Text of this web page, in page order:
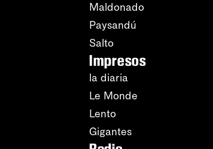
Maldonado
Paysandú
Salto
Impresos
la diaria
Le Monde
Lento
Gigantes